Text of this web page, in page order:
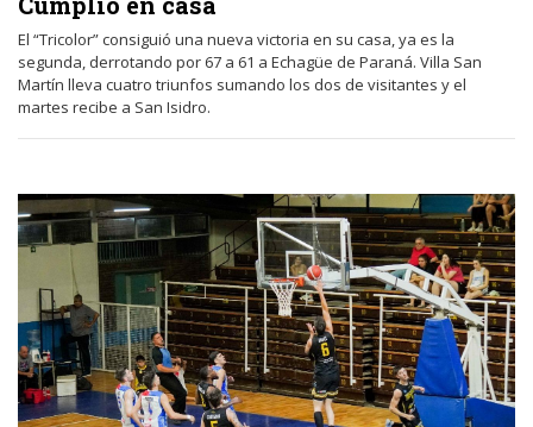
El “Tricolor” consiguió una nueva victoria en su casa, ya es la
segunda, derrotando por 67 a 61 a Echagüe de Paraná. Villa San
Martín lleva cuatro triunfos sumando los dos de visitantes y el
martes recibe a San Isidro.